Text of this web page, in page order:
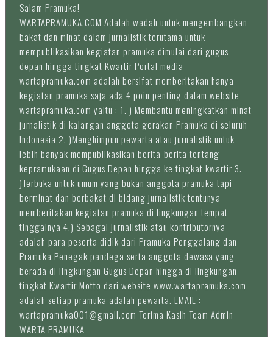
Salam Pramuka!
WARTAPRAMUKA.COM Adalah wadah untuk mengembangkan
bakat dan minat dalam jurnalistik terutama untuk
mempublikasikan kegiatan pramuka dimulai dari gugus
depan hingga tingkat Kwartir Portal media
wartapramuka.com adalah bersifat memberitakan hanya
kegiatan pramuka saja ada 4 poin penting dalam website
wartapramuka.com yaitu : 1. ) Membantu meningkatkan minat
jurnalistik di kalangan anggota gerakan Pramuka di seluruh
Indonesia 2. )Menghimpun pewarta atau jurnalistik untuk
lebih banyak mempublikasikan berita-berita tentang
kepramukaan di Gugus Depan hingga ke tingkat kwartir 3.
)Terbuka untuk umum yang bukan anggota pramuka tapi
berminat dan berbakat di bidang jurnalistik tentunya
memberitakan kegiatan pramuka di lingkungan tempat
tinggalnya 4.) Sebagai jurnalistik atau kontributornya
adalah para peserta didik dari Pramuka Penggalang dan
Pramuka Penegak pandega serta anggota dewasa yang
berada di lingkungan Gugus Depan hingga di lingkungan
tingkat Kwartir Motto dari website www.wartapramuka.com
adalah setiap pramuka adalah pewarta. EMAIL :
wartapramuka001@gmail.com Terima Kasih Team Admin
WARTA PRAMUKA